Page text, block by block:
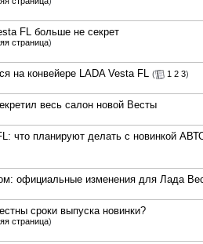
FL больше не секрет
страница)
на конвейере LADA Vesta FL ( 1 2 3)
весь салон новой Весты
что планируют делать с новинкой
официальные изменения для Лада
сроки выпуска новинки?
страница)